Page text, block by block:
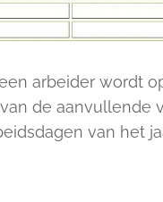
arbeider wordt
de aanvullende
van het